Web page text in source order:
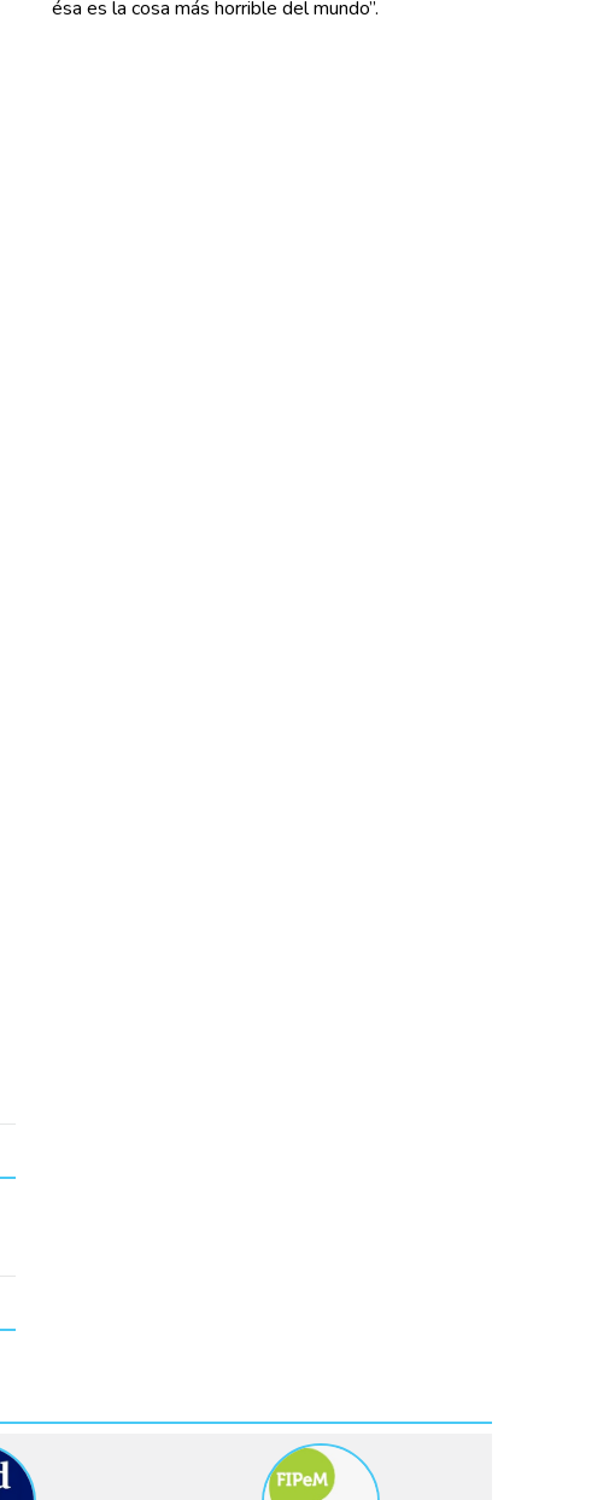
ésa es la cosa más horrible del mundo”.